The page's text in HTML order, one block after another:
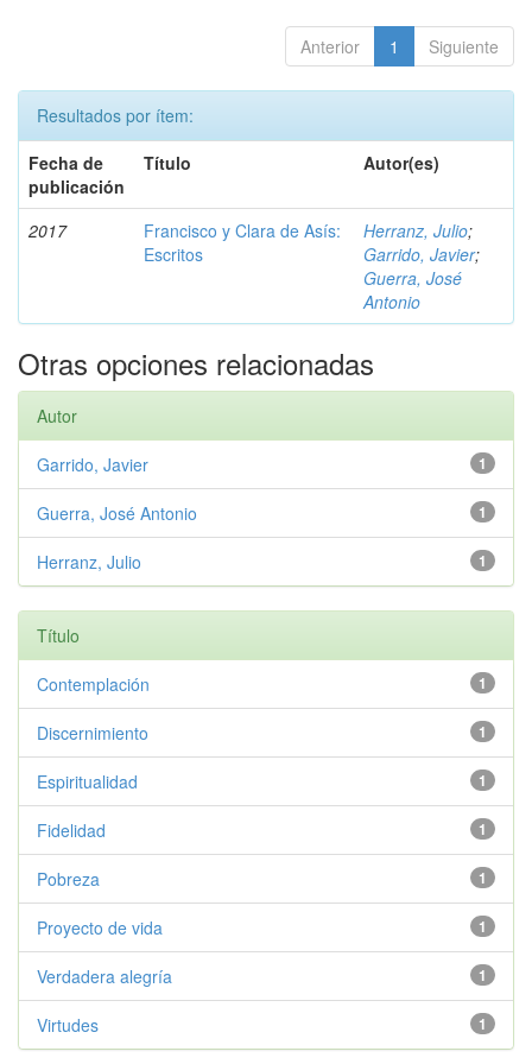
Anterior 1 Siguiente
Resultados por ítem:
Fecha de
publicación
Título Autor(es)
2017
Francisco y Clara de Asís:
Escritos
Herranz, Julio;
Garrido, Javier;
Guerra, José
Antonio
Otras opciones relacionadas
Autor
1
Garrido, Javier
1
Guerra, José Antonio
1
Herranz, Julio
Título
1
Contemplación
1
Discernimiento
1
Espiritualidad
1
Fidelidad
1
Pobreza
1
Proyecto de vida
1
Verdadera alegría
1
Virtudes